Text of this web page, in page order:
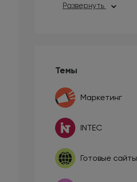
Развернуть
Темы
Маркетинг
INTEC
Готовые сайты